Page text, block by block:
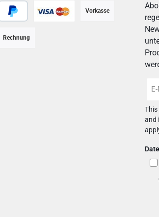
Vorkasse
Rechnung
*
This
and